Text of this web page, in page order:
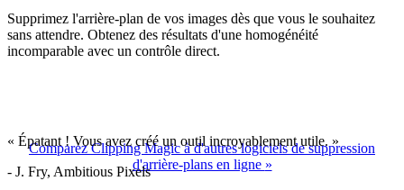
Supprimez l'arrière-plan de vos images dès que vous le souhaitez
sans attendre. Obtenez des résultats d'une homogénéité
incomparable avec un contrôle direct.
Comparez Clipping Magic à d'autres logiciels de suppression
d'arrière-plans en ligne »
« Épatant ! Vous avez créé un outil incroyablement utile. »
- J. Fry, Ambitious Pixels